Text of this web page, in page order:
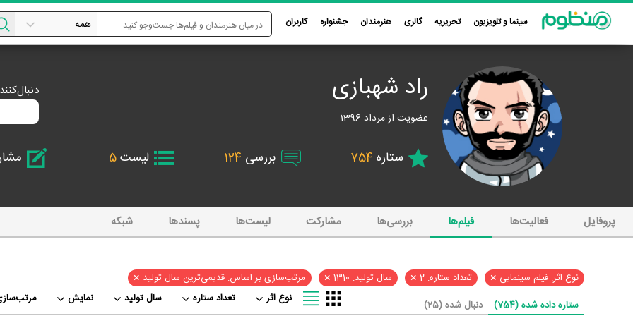
سینما و تلویزیون تحریریه گالری هنرمندان جشنواره کاربران
راد شهبازی
عضویت از مرداد 1396
ستاره 754 بررسی 124 لیست5
پروفایل فعالیت‌ها فیلم‌ها بررسی‌ها مشارکت لیست‌ها پسند‌ها شبکه
نوع اثر: فیلم سینمایی × تعداد ستاره: 2 × سال تولید: 1310 × مرتب‌سازی بر اساس: قدیمی‌ترین سال تولید ×
ستاره داده شده (754) دنبال شده (25) نمایش سال تولید تعداد ستاره نوع اثر